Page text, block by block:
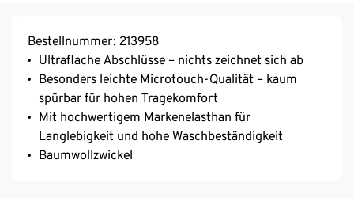
Bestellnummer: 213958
Ultraflache Abschlüsse – nichts zeichnet sich ab
Besonders leichte Microtouch-Qualität – kaum
spürbar für hohen Tragekomfort
Mit hochwertigem Markenelasthan für
Langlebigkeit und hohe Waschbeständigkeit
Baumwollzwickel